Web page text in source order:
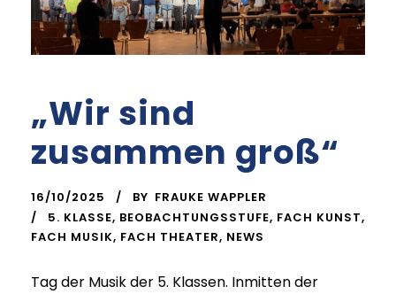
„Wir sind
zusammen groß“
16/10/2025 BY FRAUKE WAPPLER
5. KLASSE, BEOBACHTUNGSSTUFE, FACH KUNST,
FACH MUSIK, FACH THEATER, NEWS
Tag der Musik der 5. Klassen. Inmitten der